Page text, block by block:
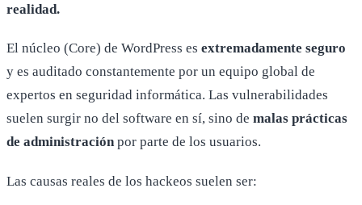
realidad.
El núcleo (Core) de WordPress es extremadamente seguro
y es auditado constantemente por un equipo global de
expertos en seguridad informática. Las vulnerabilidades
suelen surgir no del software en sí, sino de malas prácticas
de administraciónpor parte de los usuarios.
Las causas reales de los hackeos suelen ser: